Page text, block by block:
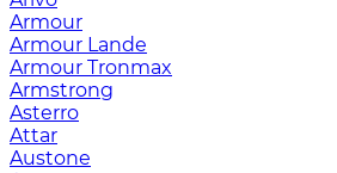
Armour
Armour Lande
Armour Tronmax
Armstrong
Asterro
Attar
Austone